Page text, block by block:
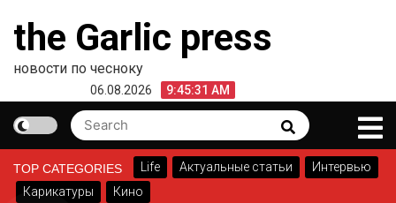
content
the Garlic press
новости по чесноку
06.08.2026 9:45:31 AM
Search
for:
Search
TOP CATEGORIES Life Актуальные статьи
Интервью
Карикатуры
Кино